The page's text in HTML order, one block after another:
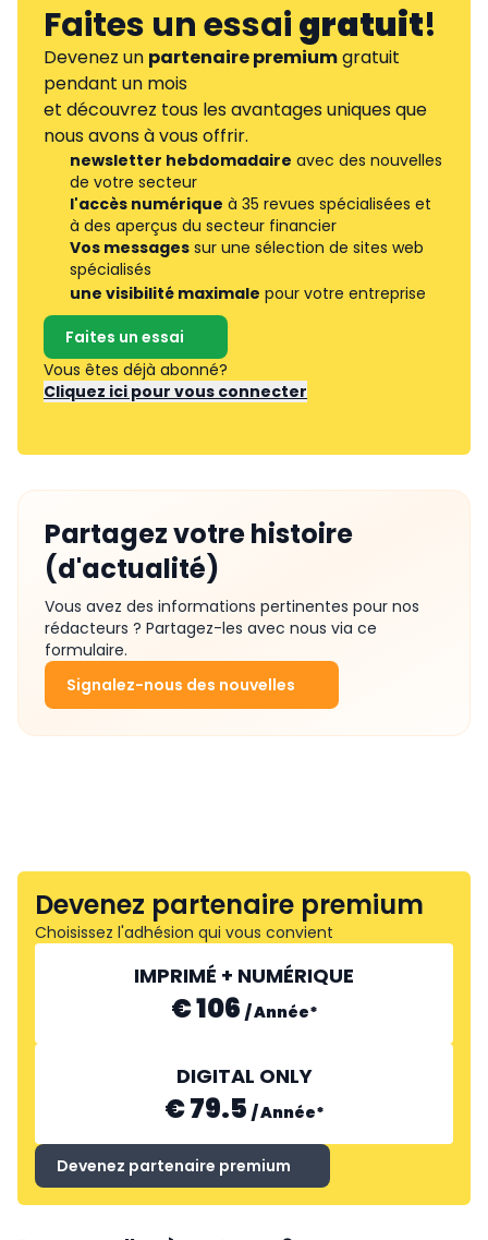
Faites un essaigratuit!
Devenez un partenaire premiumgratuit
pendant un mois
et découvrez tous les avantages uniques que
nous avons à vous offrir.
newsletter hebdomadaire avec des nouvelles
de votre secteur
l'accès numérique à 35 revues spécialisées et
à des aperçus du secteur financier
Vos messages sur une sélection de sites web
spécialisés
une visibilité maximale pour votre entreprise
Faites un essai
Vous êtes déjà abonné?
Cliquez ici pour vous connecter
Partagez votre histoire
(d'actualité)
Vous avez des informations pertinentes pour nos
rédacteurs ? Partagez-les avec nous via ce
formulaire.
Signalez-nous des nouvelles
Devenez partenaire premium
Choisissez l'adhésion qui vous convient
IMPRIMÉ + NUMÉRIQUE
€ 106 /Année*
DIGITAL ONLY
€ 79.5 /Année*
Devenez partenaire premium